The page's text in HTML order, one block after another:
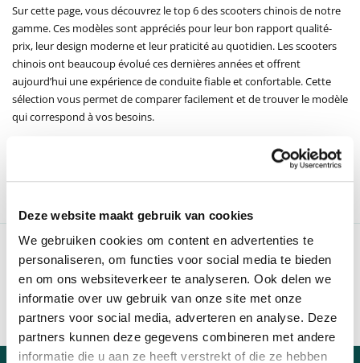
Deze website maakt gebruik van cookies
We gebruiken cookies om content en advertenties te
personaliseren, om functies voor social media te bieden
en om ons websiteverkeer te analyseren. Ook delen we
informatie over uw gebruik van onze site met onze
partners voor social media, adverteren en analyse. Deze
partners kunnen deze gegevens combineren met andere
informatie die u aan ze heeft verstrekt of die ze hebben
Sur cette page, vous découvrez le top 6 des scooters chinois de notre
gamme. Ces modèles sont appréciés pour leur bon rapport qualité-
prix, leur design moderne et leur praticité au quotidien. Les scooters
chinois ont beaucoup évolué ces dernières années et offrent
aujourd’hui une expérience de conduite fiable et confortable. Cette
sélection vous permet de comparer facilement et de trouver le modèle
qui correspond à vos besoins.
FILTEREN
97 % des clients nous recommandent
Communication claire et ouverte
Livraison en 1 semaine
Distributeur officiel des marques A